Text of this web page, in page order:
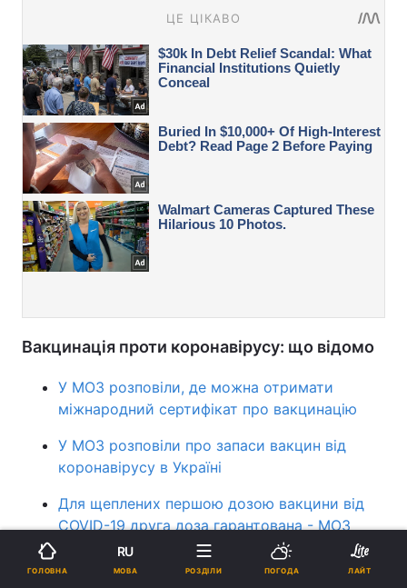
Вакцинація проти коронавірусу: що відомо
У МОЗ розповіли, де можна отримати
міжнародний сертифікат про вакцинацію
У МОЗ розповіли про запаси вакцин від
коронавірусу в Україні
Для щеплених першою дозою вакцини від
COVID-19 друга доза гарантована - МОЗ
новини Києва коронавірус в Україні погода
ГОЛОВНА
RU
МОВА РОЗДІЛИ ПОГОДА ЛАЙТ